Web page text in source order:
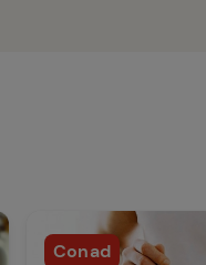
Conad